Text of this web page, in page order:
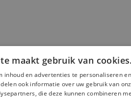
maakt gebruik van
inhoud en advertenties te personaliseren
ook informatie over uw gebruik van
die deze kunnen combineren